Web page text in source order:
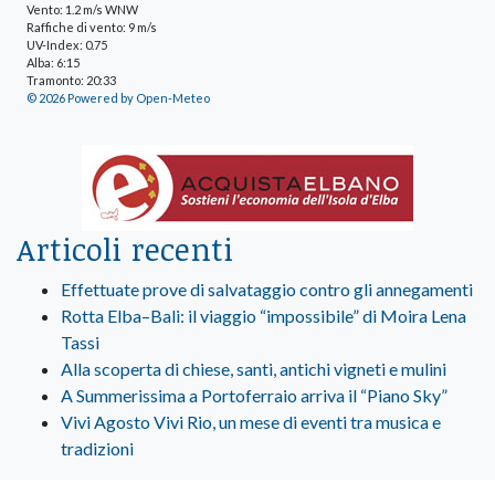
Vento: 1.2 m/s WNW
Raffiche di vento: 9 m/s
UV-Index: 0.75
Alba: 6:15
Tramonto: 20:33
© 2026 Powered by Open-Meteo
Articoli recenti
Effettuate prove di salvataggio contro gli annegamenti
Rotta Elba–Bali: il viaggio “impossibile” di Moira Lena
Tassi
Alla scoperta di chiese, santi, antichi vigneti e mulini
A Summerissima a Portoferraio arriva il “Piano Sky”
Vivi Agosto Vivi Rio, un mese di eventi tra musica e
tradizioni